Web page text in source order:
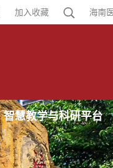
加入收藏 海南
智慧教学与科研平台